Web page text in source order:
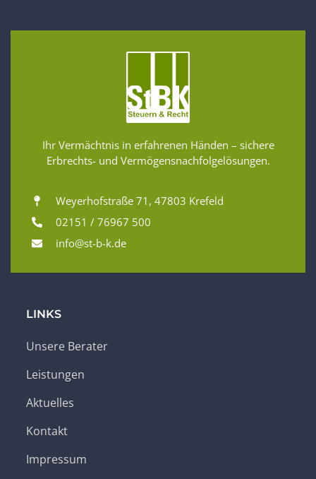
Ihr Vermächtnis in erfahrenen Händen – sichere
Erbrechts- und Vermögensnachfolgelösungen.
Weyerhofstraße 71, 47803 Krefeld
02151 / 76967 500
info@st-b-k.de
LINKS
Unsere Berater
Leistungen
Aktuelles
Kontakt
Impressum